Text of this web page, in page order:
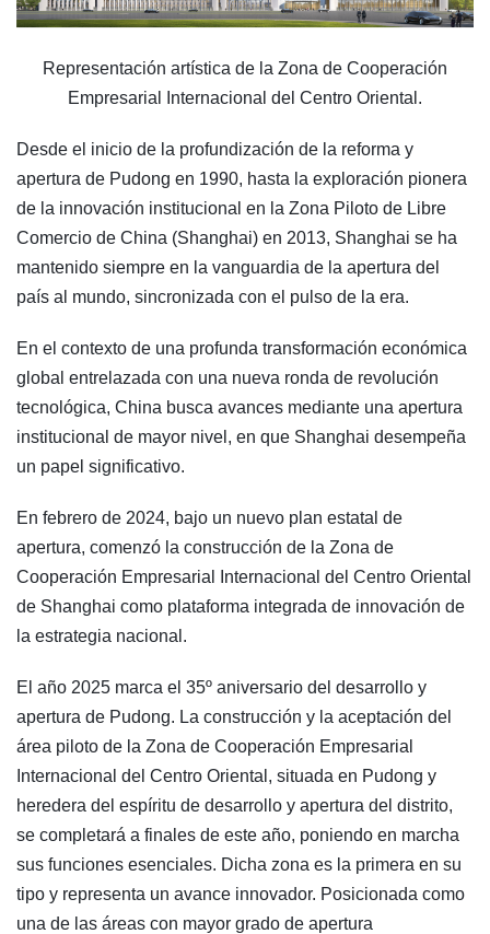
Representación artística de la Zona de Cooperación
Empresarial Internacional del Centro Oriental.
Desde el inicio de la profundización de la reforma y
apertura de Pudong en 1990, hasta la exploración pionera
de la innovación institucional en la Zona Piloto de Libre
Comercio de China (Shanghai) en 2013, Shanghai se ha
mantenido siempre en la vanguardia de la apertura del
país al mundo, sincronizada con el pulso de la era.
En el contexto de una profunda transformación económica
global entrelazada con una nueva ronda de revolución
tecnológica, China busca avances mediante una apertura
institucional de mayor nivel, en que Shanghai desempeña
un papel significativo.
En febrero de 2024, bajo un nuevo plan estatal de
apertura, comenzó la construcción de la Zona de
Cooperación Empresarial Internacional del Centro Oriental
de Shanghai como plataforma integrada de innovación de
la estrategia nacional.
El año 2025 marca el 35º aniversario del desarrollo y
apertura de Pudong. La construcción y la aceptación del
área piloto de la Zona de Cooperación Empresarial
Internacional del Centro Oriental, situada en Pudong y
heredera del espíritu de desarrollo y apertura del distrito,
se completará a finales de este año, poniendo en marcha
sus funciones esenciales. Dicha zona es la primera en su
tipo y representa un avance innovador. Posicionada como
una de las áreas con mayor grado de apertura